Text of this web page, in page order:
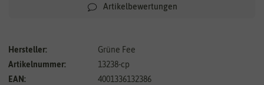
Artikelbewertungen
Hersteller:
Grüne Fee
Artikelnummer:
13238-cp
EAN:
4001336132386